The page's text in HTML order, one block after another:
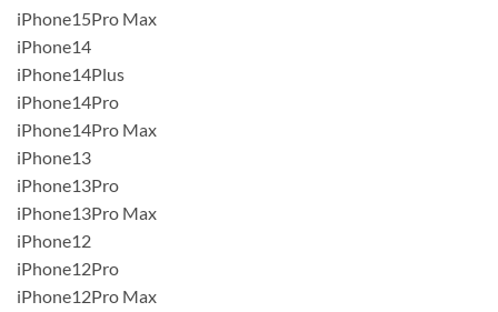
iPhone15Pro Max
iPhone14
iPhone14Plus
iPhone14Pro
iPhone14Pro Max
iPhone13
iPhone13Pro
iPhone13Pro Max
iPhone12
iPhone12Pro
iPhone12Pro Max